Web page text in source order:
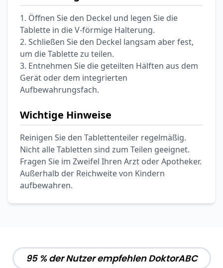
Ohrstöpsel
3,79 € 3,95 € -4%
ARZNEIMITTEL & GESUNDHEIT
Softa Swabs
Alkoholtupfer,
100 Stück
3,75 € 4,29 € -13%
ARZNEIMITTEL & GESUNDHEIT
Lefax® extra
Kautabletten
7,69 €
8,09 €
ARZNEIMITTEL & GESUNDHEIT
Hametum
Hämorrhoidensalbe:
Bei Hämorrhoiden
& Juckreiz
12,04 € 12,95 €
Nach Marke kaufen
1. Öffnen Sie den Deckel und legen Sie die
Tablette in die V-förmige Halterung.
2. Schließen Sie den Deckel langsam aber fest,
um die Tablette zu teilen.
3. Entnehmen Sie die geteilten Hälften aus dem
Gerät oder dem integrierten
Aufbewahrungsfach.
Wichtige Hinweise
Reinigen Sie den Tablettenteiler regelmäßig.
Nicht alle Tabletten sind zum Teilen geeignet.
Fragen Sie im Zweifel Ihren Arzt oder Apotheker.
Außerhalb der Reichweite von Kindern
aufbewahren.
95 % der Nutzer empfehlen DoktorABC